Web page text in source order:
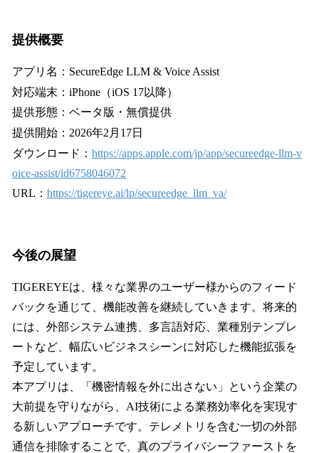
提供概要
アプリ名：SecureEdge LLM & Voice Assist
対応端末：iPhone（iOS 17以降）
提供形態：ベータ版・無償提供
提供開始：2026年2月17日
ダウンロード： https://apps.apple.com/jp/app/secureedge-llm-v
oice-assist/id6758046072
URL： https://tigereye.ai/lp/secureedge_llm_va/
今後の展望
TIGEREYEは、様々な業界のユーザー様からのフィード
バックを通じて、機能改善を継続していきます。将来的
には、外部システム連携、多言語対応、業種別テンプレ
ートなど、幅広いビジネスシーンに対応した機能拡張を
予定しています。
本アプリは、「機密情報を外に出さない」という企業の
大前提を守りながら、AI技術による業務効率化を実現す
る新しいアプローチです。テレメトリを含む一切の外部
通信を排除することで、真のプライバシーファーストを